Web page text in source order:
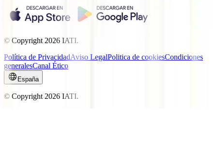
© Copyright 2026 IATI.
Política de PrivacidadAviso LegalPolitica de cookiesCondiciones
generalesCanal Ético
España
© Copyright 2026 IATI.